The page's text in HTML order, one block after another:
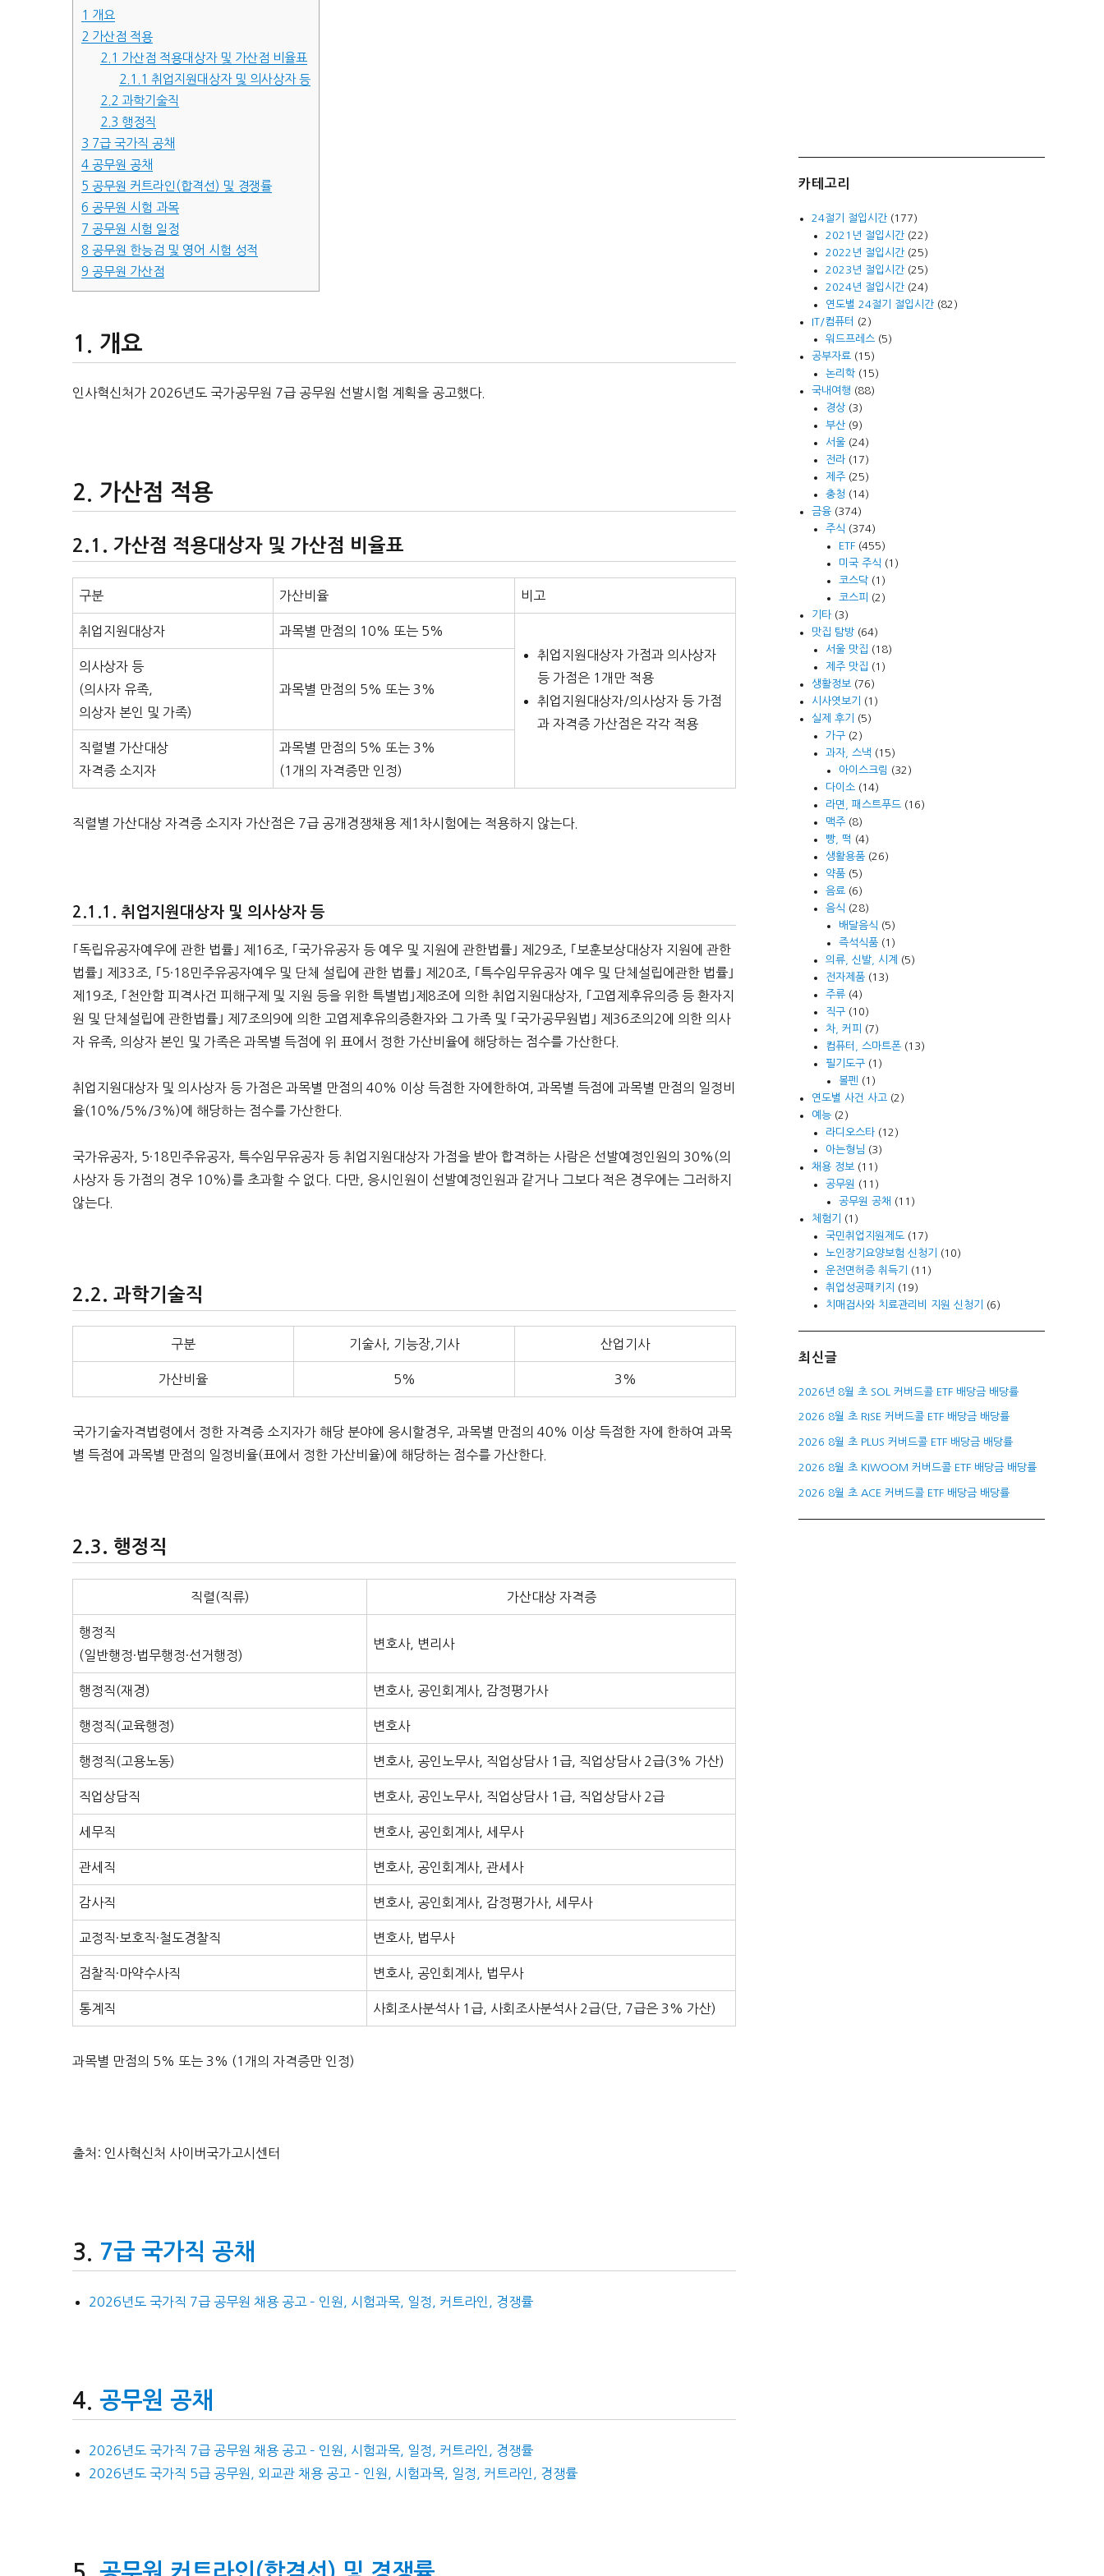
1 개요
2 가산점 적용
2.1 가산점 적용대상자 및 가산점 비율표
2.1.1 취업지원대상자 및 의사상자 등
2.2 과학기술직
2.3 행정직
3 7급 국가직 공채
4 공무원 공채
5 공무원 커트라인(합격선) 및 경쟁률
6 공무원 시험 과목
7 공무원 시험 일정
8 공무원 한능검 및 영어 시험 성적
9 공무원 가산점
개요
인사혁신처가 2026년도 국가공무원 7급 공무원 선발시험 계획을 공고했다.
가산점 적용
가산점 적용대상자 및 가산점 비율표
구분 가산비율 비고
취업지원대상자
과목별 만점의 10% 또는 5%
취업지원대상자 가점과 의사상자
등 가점은 1개만 적용
취업지원대상자/의사상자 등 가점
과 자격증 가산점은 각각 적용
의사상자 등
(의사자 유족,
의상자 본인 및 가족)
과목별 만점의 5% 또는 3%
직렬별 가산대상
자격증 소지자
과목별 만점의 5% 또는 3%
(1개의 자격증만 인정)
직렬별 가산대상 자격증 소지자 가산점은 7급 공개경쟁채용 제1차시험에는 적용하지 않는다.
취업지원대상자 및 의사상자 등
｢독립유공자예우에 관한 법률｣ 제16조, ｢국가유공자 등 예우 및 지원에 관한법률｣ 제29조, ｢보훈보상대상자 지원에 관한
법률｣ 제33조, ｢5·18민주유공자예우 및 단체 설립에 관한 법률｣ 제20조, ｢특수임무유공자 예우 및 단체설립에관한 법률｣
제19조, ｢천안함 피격사건 피해구제 및 지원 등을 위한 특별법｣제8조에 의한 취업지원대상자, ｢고엽제후유의증 등 환자지
원 및 단체설립에 관한법률｣ 제7조의9에 의한 고엽제후유의증환자와 그 가족 및 ｢국가공무원법｣ 제36조의2에 의한 의사
자 유족, 의상자 본인 및 가족은 과목별 득점에 위 표에서 정한 가산비율에 해당하는 점수를 가산한다.
취업지원대상자 및 의사상자 등 가점은 과목별 만점의 40% 이상 득점한 자에한하여, 과목별 득점에 과목별 만점의 일정비
율(10%/5%/3%)에 해당하는 점수를 가산한다.
국가유공자, 5·18민주유공자, 특수임무유공자 등 취업지원대상자 가점을 받아 합격하는 사람은 선발예정인원의 30%(의
사상자 등 가점의 경우 10%)를 초과할 수 없다. 다만, 응시인원이 선발예정인원과 같거나 그보다 적은 경우에는 그러하지
않는다.
과학기술직
구분 기술사, 기능장,기사 산업기사
가산비율 5% 3%
국가기술자격법령에서 정한 자격증 소지자가 해당 분야에 응시할경우, 과목별 만점의 40% 이상 득점한 자에 한하여 과목
별 득점에 과목별 만점의 일정비율(표에서 정한 가산비율)에 해당하는 점수를 가산한다.
행정직
직렬(직류) 가산대상 자격증
행정직
(일반행정·법무행정·선거행정)
변호사, 변리사
행정직(재경) 변호사, 공인회계사, 감정평가사
행정직(교육행정) 변호사
행정직(고용노동) 변호사, 공인노무사, 직업상담사 1급, 직업상담사 2급(3% 가산)
직업상담직 변호사, 공인노무사, 직업상담사 1급, 직업상담사 2급
세무직 변호사, 공인회계사, 세무사
관세직 변호사, 공인회계사, 관세사
감사직 변호사, 공인회계사, 감정평가사, 세무사
교정직·보호직·철도경찰직 변호사, 법무사
검찰직·마약수사직 변호사, 공인회계사, 법무사
통계직 사회조사분석사 1급, 사회조사분석사 2급(단, 7급은 3% 가산)
과목별 만점의 5% 또는 3% (1개의 자격증만 인정)
출처: 인사혁신처 사이버국가고시센터
7급 국가직 공채
2026년도 국가직 7급 공무원 채용 공고 – 인원, 시험과목, 일정, 커트라인, 경쟁률
공무원 공채
2026년도 국가직 7급 공무원 채용 공고 – 인원, 시험과목, 일정, 커트라인, 경쟁률
2026년도 국가직 5급 공무원, 외교관 채용 공고 – 인원, 시험과목, 일정, 커트라인, 경쟁률
카테고리
24절기 절입시간 (177)
2021년 절입시간(22)
2022년 절입시간(25)
2023년 절입시간(25)
2024년 절입시간(24)
연도별 24절기 절입시간(82)
IT/컴퓨터
(2)
워드프레스(5)
공부자료 (15)
논리학(15)
국내여행 (88)
경상(3)
부산(9)
서울(24)
전라(17)
제주(25)
충청 (14)
금융 (374)
주식 (374)
ETF(455)
미국 주식 (1)
코스닥(1)
코스피
(2)
기타 (3)
맛집 탐방 (64)
서울 맛집 (18)
제주 맛집 (1)
생활정보 (76)
시사엿보기
(1)
실제 후기
(5)
가구(2)
과자, 스낵 (15)
아이스크림 (32)
다이소(14)
라면, 패스트푸드(16)
맥주(8)
빵, 떡 (4)
생활용품(26)
약품(5)
음료(6)
음식 (28)
배달음식 (5)
즉석식품(1)
의류, 신발, 시계
(5)
전자제품(13)
주류(4)
직구(10)
차, 커피
(7)
컴퓨터, 스마트폰(13)
필기도구(1)
볼펜 (1)
연도별 사건 사고 (2)
예능 (2)
라디오스타(12)
아는형님 (3)
채용 정보 (11)
공무원
(11)
공무원 공채 (11)
체험기
(1)
국민취업지원제도(17)
노인장기요양보험 신청기
(10)
운전면허증 취득기
(11)
취업성공패키지
(19)
치매검사와 치료관리비 지원 신청기
(6)
최신글
2026년 8월 초 SOL 커버드콜 ETF 배당금 배당률
2026 8월 초 RISE 커버드콜 ETF 배당금 배당률
2026 8월 초 PLUS 커버드콜 ETF 배당금 배당률
2026 8월 초 KIWOOM 커버드콜 ETF 배당금 배당률
2026 8월 초 ACE 커버드콜 ETF 배당금 배당률